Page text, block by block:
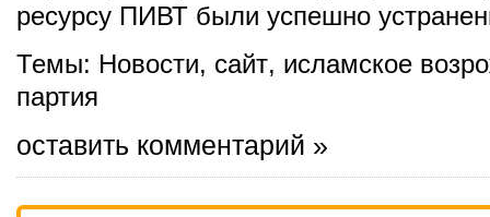
ресурсу ПИВТ были успешно
Темы: Новости, cайт, исламское
партия
оставить комментарий »